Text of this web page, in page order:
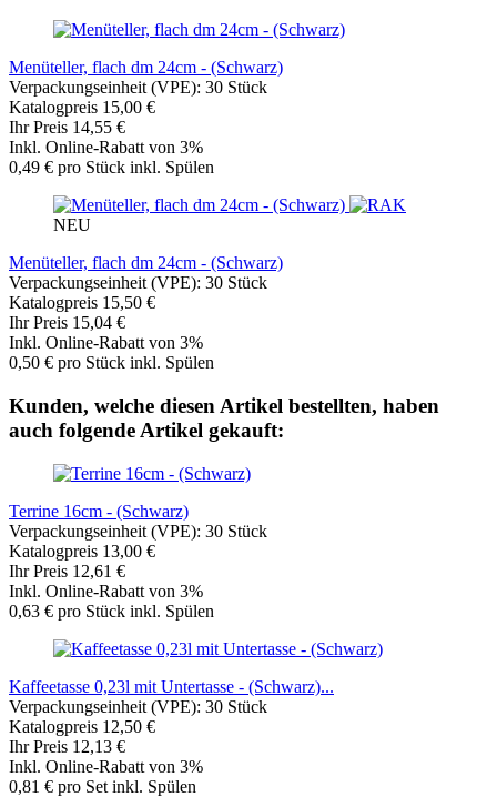
Menüteller, flach dm 24cm - (Schwarz)
Verpackungseinheit (VPE): 30 Stück
Katalogpreis 15,00 €
Ihr Preis 14,55 €
Inkl. Online-Rabatt von 3%
0,49 € pro Stück inkl. Spülen
NEU
Menüteller, flach dm 24cm - (Schwarz)
Verpackungseinheit (VPE): 30 Stück
Katalogpreis 15,50 €
Ihr Preis 15,04 €
Inkl. Online-Rabatt von 3%
0,50 € pro Stück inkl. Spülen
Kunden, welche diesen Artikel bestellten, haben
auch folgende Artikel gekauft:
Terrine 16cm - (Schwarz)
Verpackungseinheit (VPE): 30 Stück
Katalogpreis 13,00 €
Ihr Preis 12,61 €
Inkl. Online-Rabatt von 3%
0,63 € pro Stück inkl. Spülen
Kaffeetasse 0,23l mit Untertasse - (Schwarz)...
Verpackungseinheit (VPE): 30 Stück
Katalogpreis 12,50 €
Ihr Preis 12,13 €
Inkl. Online-Rabatt von 3%
0,81 € pro Set inkl. Spülen